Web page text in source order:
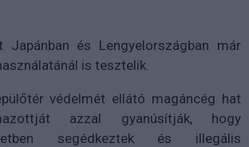
Japánban és Lengyelországban már
is tesztelik.
védelmét ellátó magáncég hat
azzal gyanúsítják, hogy
segédkeztek és illegális